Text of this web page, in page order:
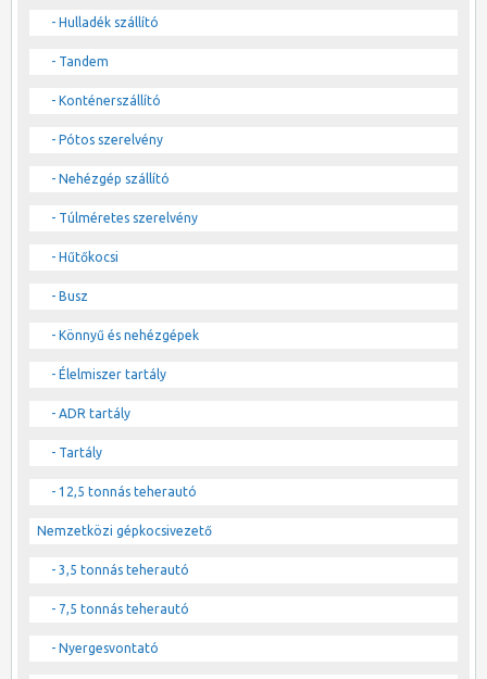
- Hulladék szállító
- Tandem
- Konténerszállító
- Pótos szerelvény
- Nehézgép szállító
- Túlméretes szerelvény
- Hűtőkocsi
- Busz
- Könnyű és nehézgépek
- Élelmiszer tartály
- ADR tartály
- Tartály
- 12,5 tonnás teherautó
Nemzetközi gépkocsivezető
- 3,5 tonnás teherautó
- 7,5 tonnás teherautó
- Nyergesvontató